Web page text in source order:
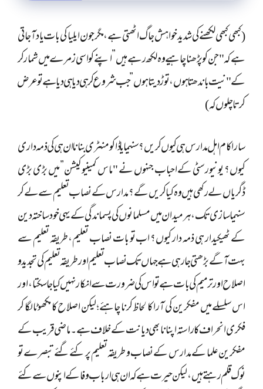
(کبھی کبھی لکھنے کی شدید خواہش جاگ اٹھتی ہے، مگر جون ایلیا کی بات یاد آ جاتی
ہے کہ "جن کو پڑھنا چاہیے وہ لکھ رہے ہیں” اپنے کو اسی زمرے میں شمار کر
کے "نیت باندھتا ہوں، توڑ دیتا ہوں” جب شروع کر ہی دیا ہی دیا ہے تو عرض
کرتا چلوں کہ)
سارا کام اہل مدارس ہی کیوں کریں؟ سنیما یا ڈاکومنٹری بنانا ان ہی کی ذمہ داری
کیوں؟ یونیورسٹی کے احباب جنہوں نے "ماس کمینیوکیشن” میں بڑی بڑی
ڈگریاں لے رکھی ہیں وہ کیا کریں گے؟ مدارس کے نصاب تعلیم سے لے کر
سنیما سازی تک، ہر میدان میں مسلمانوں کی پسماندگی کے یہی خود ساختہ دین
کے ٹھیکیدار ہی ذمہ دار کیوں؟ اب تو بات نصاب تعلیم، طریقہ تعلیم سے
بہت آگے بڑھتی جا رہی ہے جہاں تک نصاب تعلیم اور طریقہ تعلیم کی تجدید و
اصلاح اور ترمیم کی بات ہے تو اس کی ضرورت سے انکار نہیں کیا جا سکتا،اور
اس سلسلے میں مفکرین کی آرا کا لحاظ کرنا چاہئے؛ لیکن اصلاح کا مکھوٹا لگا کر
فکری انحراف کا راستہ اپنانا بھی دیانت کے خلاف ہے۔ ماضی قریب کے
مفکرین علما کے مدارس کے نصاب و طریقہ تعلیم پر کئے گئے تبصرے تو
نوک قلم رہتے ہیں، لیکن حیرت ہے کہ ان ہی ارباب وفا کے اپنوں سے کئے